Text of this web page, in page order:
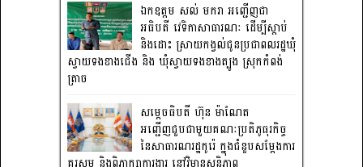
ឯកឧត្តម សល់ មករា អញ្ជើញជា
អធិបតី វេទិកាសាធារណៈ ដើម្បីស្តាប់
និងដោះ ស្រាយកង្វល់ជូនប្រជាពលរដ្ឋឃុំ
ស្វាយទងខាងជើង និង ឃុំស្វាយទងខាងត្បូង ស្រុកកំពង់
ត្រាច
សម្តេចធិបតី ហ៊ុន ម៉ាណែត
អញ្ជើញជួបជាមួយគណៈប្រតិភូធុរកិច្ច
នៃសាធារណរដ្ឋកូរ៉េ ក្នុងជំនួបសម្តែងការ